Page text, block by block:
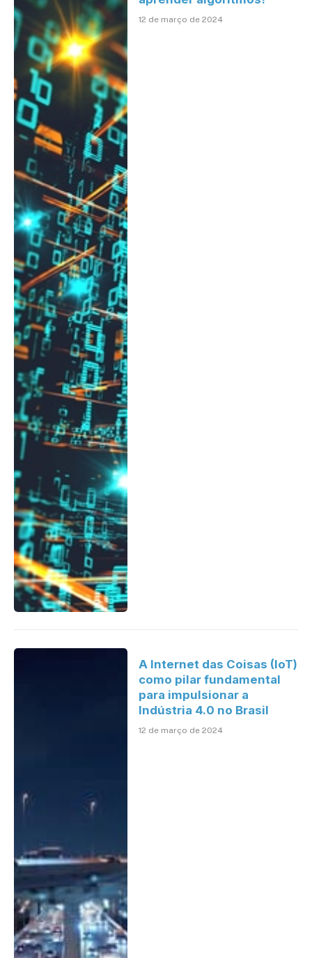
12 de março de 2024
A Internet das Coisas (IoT)
como pilar fundamental
para impulsionar a
Indústria 4.0 no Brasil
12 de março de 2024